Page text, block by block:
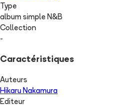
Type
album simple N&B
Collection
-
Caractéristiques
Auteurs
Hikaru Nakamura
Editeur